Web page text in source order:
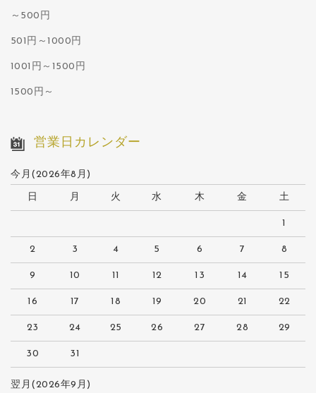
～500円
501円～1000円
1001円～1500円
1500円～
営業日カレンダー
今月(2026年8月)
日 月 火 水 木 金 土
1
2 3 4 5 6 7 8
9 10 11 12 13 14 15
16 17 18 19 20 21 22
23 24 25 26 27 28 29
30 31
翌月(2026年9月)